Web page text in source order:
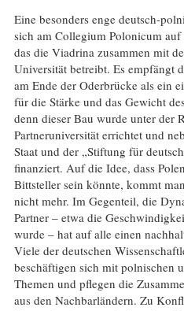
Eine besonders enge deutsch-
sich am Collegium Polonicum auf
das die Viadrina zusammen mit
Universität betreibt. Es empfängt
am Ende der Oderbrücke als ein
für die Stärke und das Gewicht
denn dieser Bau wurde unter der
Partneruniversität errichtet und
Staat und der „Stiftung für
finanziert. Auf die Idee, dass
Bittsteller sein könnte, kommt
nicht mehr. Im Gegenteil, die
Partner – etwa die
wurde – hat auf alle einen
Viele der deutschen
beschäftigen sich mit polnischen
Themen und pflegen die
aus den Nachbarländern. Zu